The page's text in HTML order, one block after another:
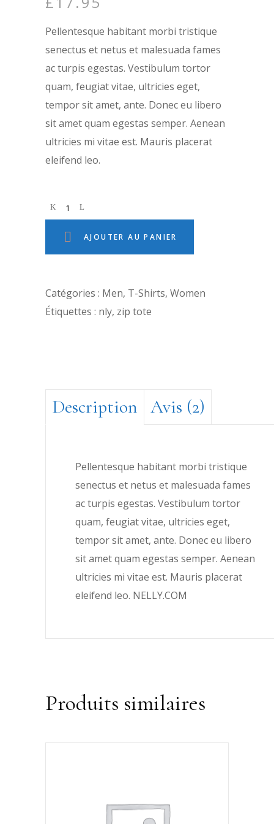
sur
Pellentesque habitant morbi tristique
senectus et netus et malesuada fames
ac turpis egestas. Vestibulum tortor
quam, feugiat vitae, ultricies eget,
tempor sit amet, ante. Donec eu libero
sit amet quam egestas semper. Aenean
ultricies mi vitae est. Mauris placerat
eleifend leo.
AJOUTER AU PANIER
Catégories : Men, T-Shirts, Women
Étiquettes : nly, zip tote
Description Avis (2)
Pellentesque habitant morbi tristique
senectus et netus et malesuada fames
ac turpis egestas. Vestibulum tortor
quam, feugiat vitae, ultricies eget,
tempor sit amet, ante. Donec eu libero
sit amet quam egestas semper. Aenean
ultricies mi vitae est. Mauris placerat
eleifend leo. NELLY.COM
Produits similaires